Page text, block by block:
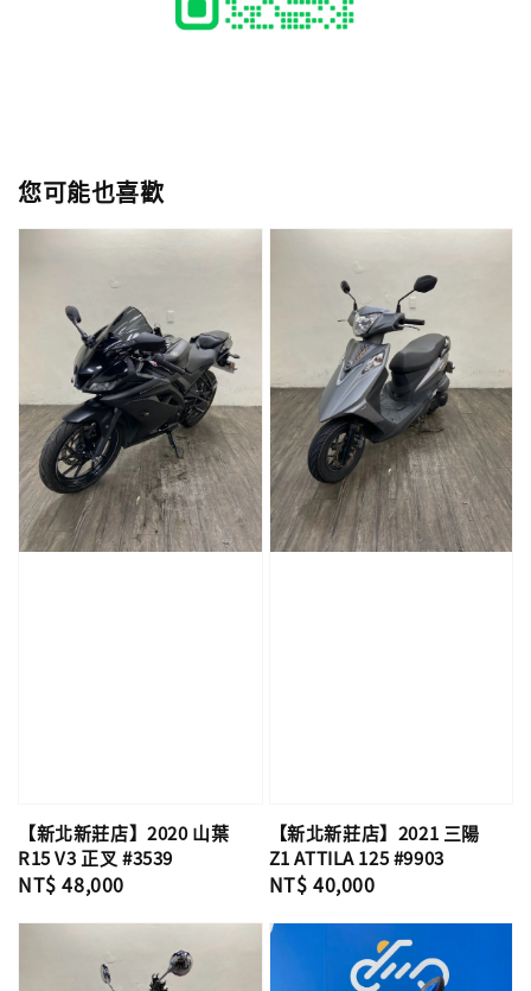
您可能也喜歡
【新北新莊店】2020 山葉
R15 V3 正叉 #3539
Regular
NT$ 48,000
【新北新莊店】2021 三陽
Z1 ATTILA 125 #9903
Regular
NT$ 40,000